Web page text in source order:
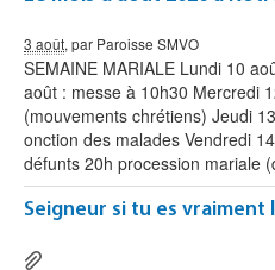
3 août, par Paroisse SMVO
SEMAINE MARIALE Lundi 10
août : messe à 10h30 Mercredi
(mouvements chrétiens) Jeudi
onction des malades Vendredi
défunts 20h procession mariale
Seigneur si tu es vraiment